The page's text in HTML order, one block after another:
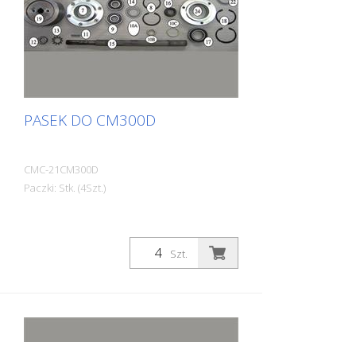
PASEK DO CM300D
CMC-21CM300D
Paczki: Stk. (4Szt.)
Szt.